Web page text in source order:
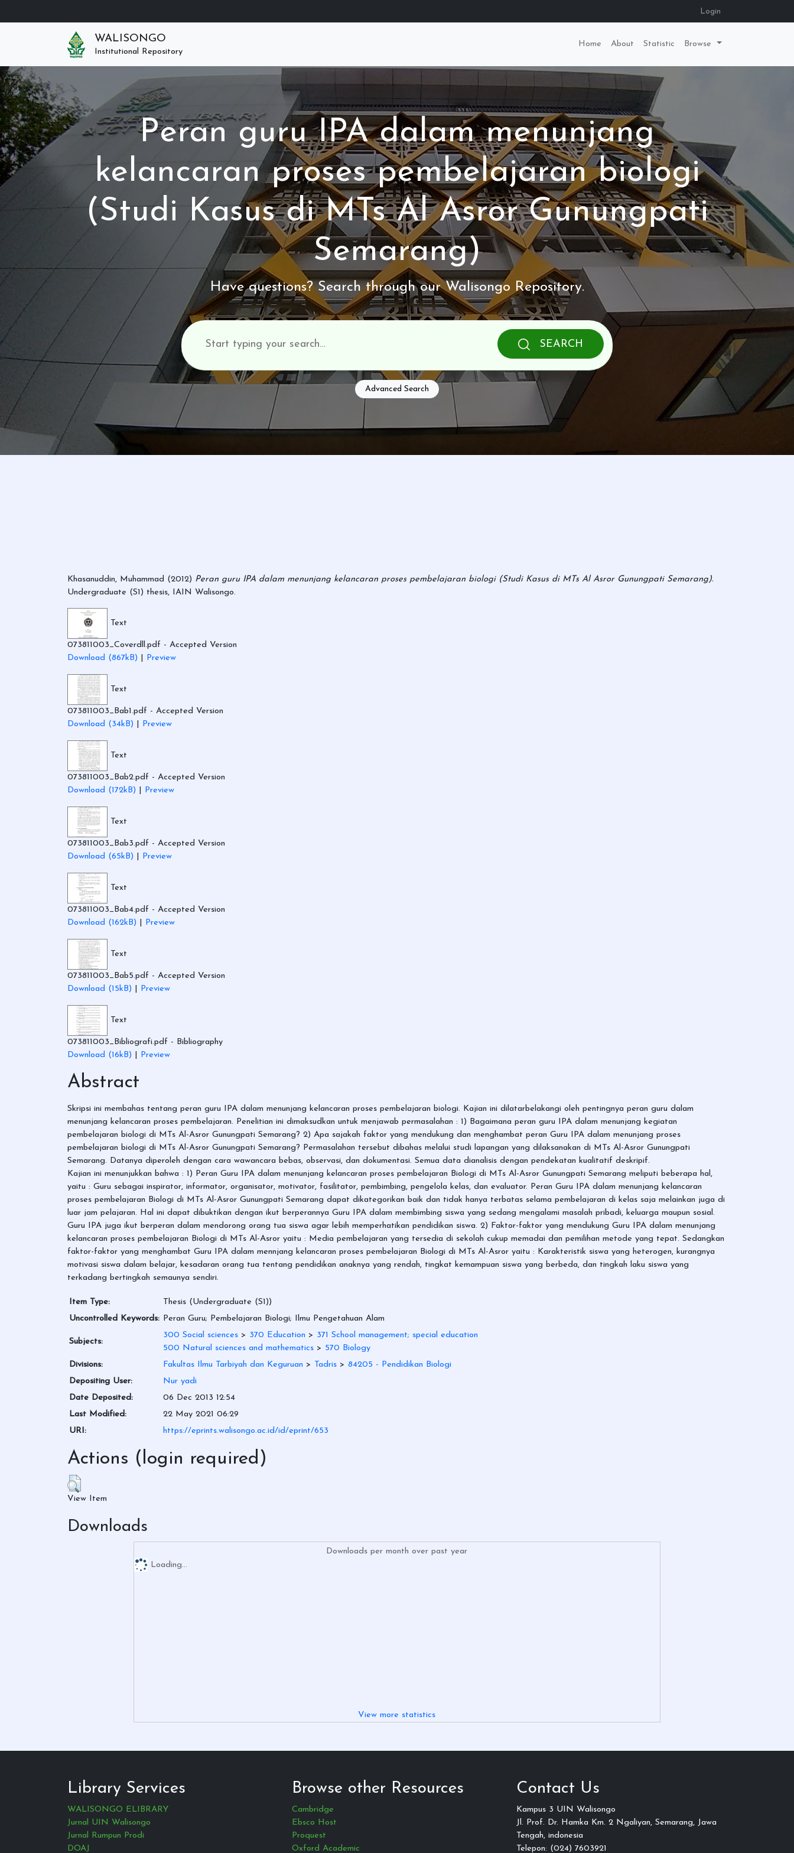
Login
WALISONGO
Institutional Repository
Home About Statistic Browse
Peran guru IPA dalam menunjang
kelancaran proses pembelajaran biologi
(Studi Kasus di MTs Al Asror Gunungpati
Semarang)
Have questions? Search through our Walisongo Repository.
SEARCH
Advanced Search
Khasanuddin, Muhammad (2012) Peran guru IPA dalam menunjang kelancaran proses pembelajaran biologi (Studi Kasus di MTs Al Asror Gunungpati Semarang).
Undergraduate (S1) thesis, IAIN Walisongo.
Text
073811003_Coverdll.pdf - Accepted Version
Download (867kB)
Preview
Text
073811003_Bab1.pdf - Accepted Version
Download (34kB)
Preview
Text
073811003_Bab2.pdf - Accepted Version
Download (172kB)
Preview
Text
073811003_Bab3.pdf - Accepted Version
Download (65kB)
Preview
Text
073811003_Bab4.pdf - Accepted Version
Download (162kB)
Preview
Text
073811003_Bab5.pdf - Accepted Version
Download (15kB)
Preview
Text
073811003_Bibliografi.pdf - Bibliography
Download (16kB)
Preview
Abstract
Skripsi ini membahas tentang peran guru IPA dalam menunjang kelancaran proses pembelajaran biologi. Kajian ini dilatarbelakangi oleh pentingnya peran guru dalam
menunjang kelancaran proses pembelajaran. Penelitian ini dimaksudkan untuk menjawab permasalahan : 1) Bagaimana peran guru IPA dalam menunjang kegiatan
pembelajaran biologi di MTs Al-Asror Gunungpati Semarang? 2) Apa sajakah faktor yang mendukung dan menghambat peran Guru IPA dalam menunjang proses
pembelajaran biologi di MTs Al-Asror Gunungpati Semarang? Permasalahan tersebut dibahas melalui studi lapangan yang dilaksanakan di MTs Al-Asror Gunungpati
Semarang. Datanya diperoleh dengan cara wawancara bebas, observasi, dan dokumentasi. Semua data dianalisis dengan pendekatan kualitatif deskripif.
Kajian ini menunjukkan bahwa : 1) Peran Guru IPA dalam menunjang kelancaran proses pembelajaran Biologi di MTs Al-Asror Gunungpati Semarang meliputi beberapa hal,
yaitu : Guru sebagai inspirator, informator, organisator, motivator, fasilitator, pembimbing, pengelola kelas, dan evaluator. Peran Guru IPA dalam menunjang kelancaran
proses pembelajaran Biologi di MTs Al-Asror Gunungpati Semarang dapat dikategorikan baik dan tidak hanya terbatas selama pembelajaran di kelas saja melainkan juga di
luar jam pelajaran. Hal ini dapat dibuktikan dengan ikut berperannya Guru IPA dalam membimbing siswa yang sedang mengalami masalah pribadi, keluarga maupun sosial.
Guru IPA juga ikut berperan dalam mendorong orang tua siswa agar lebih memperhatikan pendidikan siswa. 2) Faktor-faktor yang mendukung Guru IPA dalam menunjang
kelancaran proses pembelajaran Biologi di MTs Al-Asror yaitu : Media pembelajaran yang tersedia di sekolah cukup memadai dan pemilihan metode yang tepat. Sedangkan
faktor-faktor yang menghambat Guru IPA dalam mennjang kelancaran proses pembelajaran Biologi di MTs Al-Asror yaitu : Karakteristik siswa yang heterogen, kurangnya
motivasi siswa dalam belajar, kesadaran orang tua tentang pendidikan anaknya yang rendah, tingkat kemampuan siswa yang berbeda, dan tingkah laku siswa yang
terkadang bertingkah semaunya sendiri.
Item Type:
Thesis (Undergraduate (S1))
Uncontrolled Keywords: Peran Guru; Pembelajaran Biologi; Ilmu Pengetahuan Alam
Subjects:
300 Social sciences > 370 Education > 371 School management; special education
500 Natural sciences and mathematics > 570 Biology
Divisions:
Fakultas Ilmu Tarbiyah dan Keguruan > Tadris > 84205 - Pendidikan Biologi
Depositing User:
Nur yadi
Date Deposited:
06 Dec 2013 12:54
Last Modified:
22 May 2021 06:29
URI:
https://eprints.walisongo.ac.id/id/eprint/653
Actions (login required)
View Item
Downloads
Downloads per month over past year
Loading...
View more statistics
Library Services
WALISONGO ELIBRARY
Jurnal UIN Walisongo
Jurnal Rumpun Prodi
DOAJ
Browse other Resources
Cambridge
Ebsco Host
Proquest
Oxford Academic
Contact Us
Kampus 3 UIN Walisongo
Jl. Prof. Dr. Hamka Km. 2 Ngaliyan, Semarang, Jawa
Tengah, indonesia
Telepon: (024) 7603921